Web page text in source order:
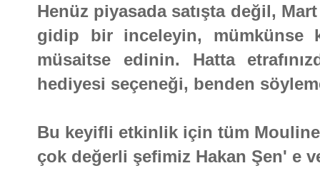
Henüz piyasada satışta değil,
gidip bir inceleyin, mümkünse
müsaitse edinin. Hatta
hediyesi seçeneği, benden
Bu keyifli etkinlik için tüm
çok değerli şefimiz Hakan Şen' e